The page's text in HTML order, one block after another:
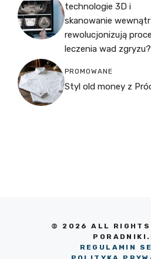
technologie 3D i
skanowanie
rewolucjonizują
leczenia wad zgryzu?
PROMOWANE
Styl old money z
© 2026 ALL RIGHTS
REGULAMIN